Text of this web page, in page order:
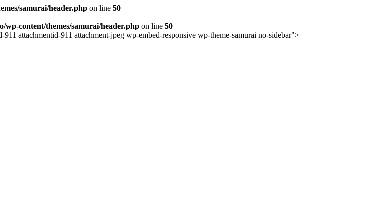
samurai/header.php on line 50
wp-content/themes/samurai/header.php on line 50
attachmentid-911 attachment-jpeg wp-embed-responsive wp-theme-samurai no-sidebar">